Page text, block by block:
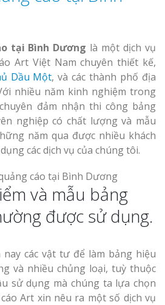
tại Bình Dương là một dịch vụ
Art Việt Nam chuyên thiết kế,
Dầu Một, và các thành phố địa
nhiều năm kinh nghiệm trong
đảm nhận thi công bảng
nghiệp có chất lượng và mẫu
năm qua được nhiều khách
các dịch vụ của chúng tôi.
và mẫu bảng
được sử dụng.
các vật tư để làm bảng hiệu
và nhiều chủng loại, tuỳ thuộc
sử dụng mà chúng ta lựa chọn
Art xin nêu ra một số dịch vụ